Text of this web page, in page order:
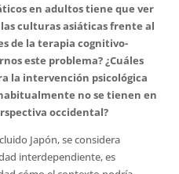
en adultos tiene que ver
culturas asiáticas frente al
de la terapia cognitivo-
este problema? ¿Cuáles
la intervención psicológica
no se tienen en
occidental?
Japón, se considera
interdependiente, es